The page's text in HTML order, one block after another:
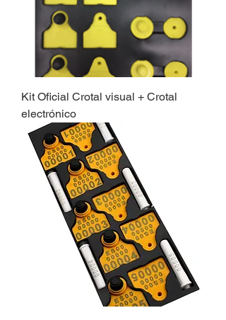
Kit Oficial Crotal visual + Crotal
electrónico